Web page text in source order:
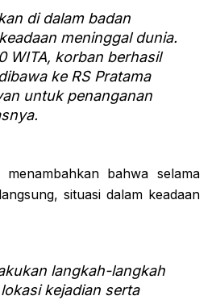
di dalam badan
meninggal dunia.
WITA, korban berhasil
ke RS Pratama
untuk penanganan
bahwa selama
situasi dalam keadaan
langkah-langkah
kejadian serta